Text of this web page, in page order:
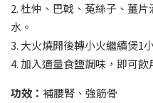
2. 杜仲、巴戟、菟絲子、薑
水。
3. 大火燒開後轉小火繼續煲1
4. 加入適量食鹽調味，即可飲
功效： 補腰腎、強筋骨